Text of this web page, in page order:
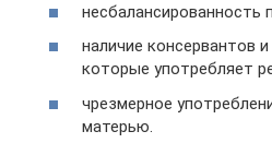
несбалансированность
наличие консервантов
которые употребляет
чрезмерное
матерью.